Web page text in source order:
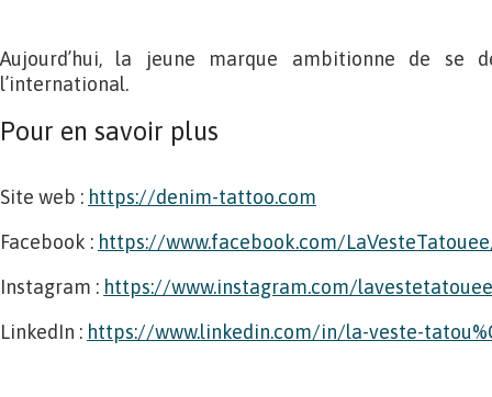
Aujourd’hui, la jeune marque ambitionne de se
l’international.
Pour en savoir plus
Site web : https://denim-tattoo.com
Facebook : https://www.facebook.com/
Instagram : https://www.instagram.com/
LinkedIn : https://www.linkedin.com/in/la-veste-